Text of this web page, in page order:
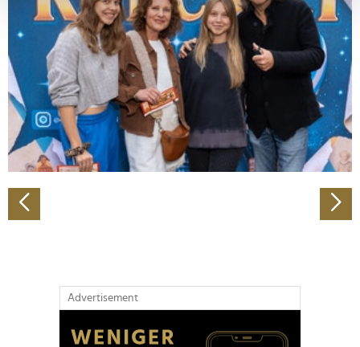
Erfahren Sie mehr darüber, wie Ihre persönlichen Daten
verarbeitet werden, und legen Sie Ihre Präferenzen im
Abschnitt Einzelheitenfest.
Wir verwenden Cookies, um Inhalte und Anzeigen zu
personalisieren, Funktionen für soziale Medien anbieten
zu können und die Zugriffe auf unsere Website zu
analysieren. Außerdem geben wir Informationen zu Ihrer
Verwendung unserer Website an unsere Partner für
Partner führen diese Informationen möglicherweise mit
weiteren Daten zusammen, die Sie ihnen bereitgestellt
Advertisement